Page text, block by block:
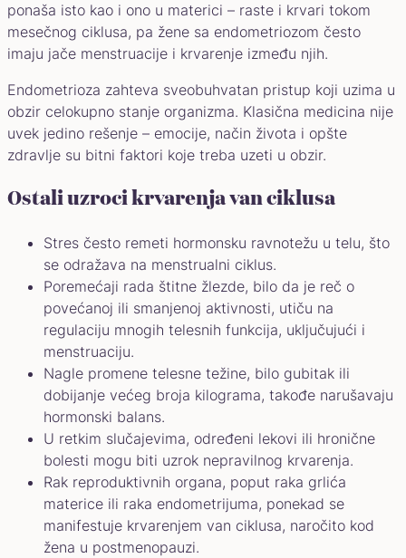
ponaša isto kao i ono u materici – raste i krvari tokom
mesečnog ciklusa, pa žene sa endometriozom često
imaju jače menstruacije i krvarenje između njih.
Endometrioza zahteva sveobuhvatan pristup koji uzima u
obzir celokupno stanje organizma. Klasična medicina nije
uvek jedino rešenje – emocije, način života i opšte
zdravlje su bitni faktori koje treba uzeti u obzir.
Ostali uzroci krvarenja van ciklusa
Stres često remeti hormonsku ravnotežu u telu, što
se odražava na menstrualni ciklus.
Poremećaji rada štitne žlezde, bilo da je reč o
povećanoj ili smanjenoj aktivnosti, utiču na
regulaciju mnogih telesnih funkcija, uključujući i
menstruaciju.
Nagle promene telesne težine, bilo gubitak ili
dobijanje većeg broja kilograma, takođe narušavaju
hormonski balans.
U retkim slučajevima, određeni lekovi ili hronične
bolesti mogu biti uzrok nepravilnog krvarenja.
Rak reproduktivnih organa, poput raka grlića
materice ili raka endometrijuma, ponekad se
manifestuje krvarenjem van ciklusa, naročito kod
žena u postmenopauzi.